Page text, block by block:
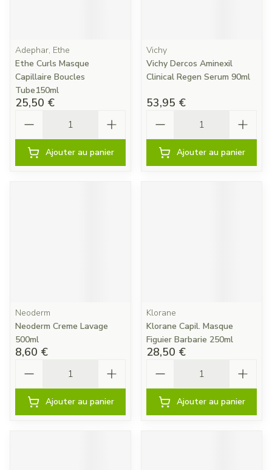
Adephar, Ethe
Ethe Curls Masque
Capillaire Boucles
Tube150ml
25,50 €
Ajouter au panier
Vichy
Vichy Dercos Aminexil
Clinical Regen Serum 90ml
53,95 €
Ajouter au panier
Neoderm
Neoderm Creme Lavage
500ml
8,60 €
Ajouter au panier
Klorane
Klorane Capil. Masque
Figuier Barbarie 250ml
28,50 €
Ajouter au panier